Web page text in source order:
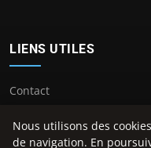
LIENS UTILES
Contact
Nous utilisons des
de navigation. En